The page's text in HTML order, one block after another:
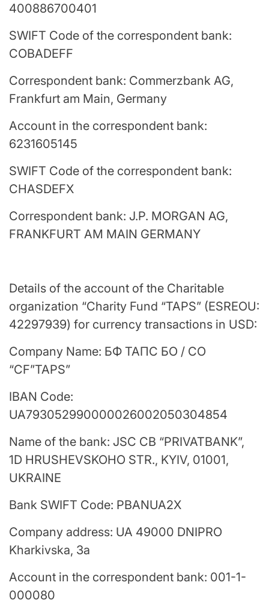
400886700401
SWIFT Code of the correspondent bank:
COBADEFF
Correspondent bank: Commerzbank AG,
Frankfurt am Main, Germany
Account in the correspondent bank:
6231605145
SWIFT Code of the correspondent bank:
CHASDEFX
Correspondent bank: J.P. MORGAN AG,
FRANKFURT AM MAIN GERMANY
Details of the account of the Charitable
organization “Charity Fund “TAPS” (ESREOU:
42297939) for currency transactions in USD:
Company Name: БФ TAПC БО / CO
“CF”TAPS”
IBAN Code:
UA793052990000026002050304854
Name of the bank: JSC CB “PRIVATBANK”,
1D HRUSHEVSKOHO STR., KYIV, 01001,
UKRAINE
Bank SWIFT Code: PBANUA2X
Company address: UA 49000 DNIPRO
Kharkivska, 3a
Account in the correspondent bank: 001-1-
000080